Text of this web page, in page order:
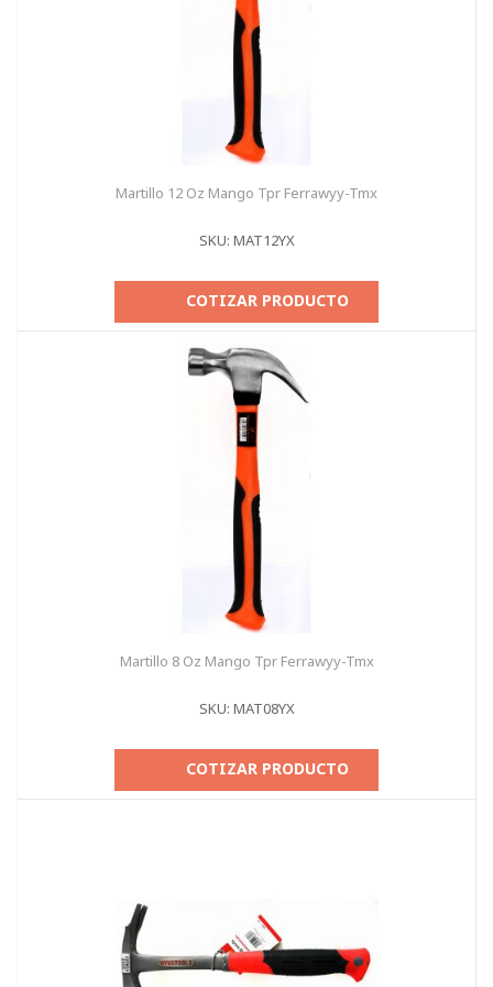
Martillo 12 Oz Mango Tpr Ferrawyy-Tmx
SKU: MAT12YX
COTIZAR PRODUCTO
Martillo 8 Oz Mango Tpr Ferrawyy-Tmx
SKU: MAT08YX
COTIZAR PRODUCTO